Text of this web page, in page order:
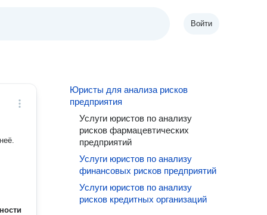
Войти
Юристы для анализа рисков
предприятия
Услуги юристов по анализу
рисков фармацевтических
предприятий
Услуги юристов по анализу
финансовых рисков предприятий
Услуги юристов по анализу
рисков кредитных организаций